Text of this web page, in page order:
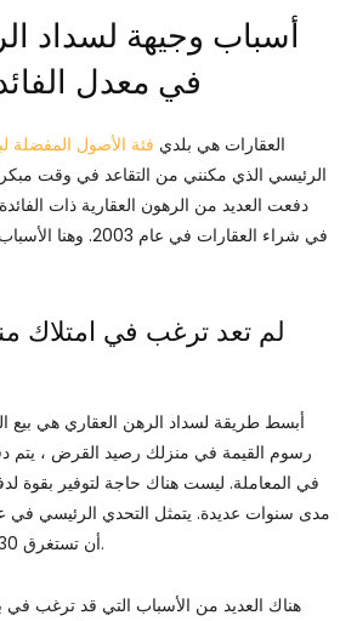
أسباب وجيهة لسداد
في معدل
العقارات هي بلدي فئة الأصول المفضلة
الرئيسي الذي مكنني من التقاعد في وقت
دفعت العديد من الرهون العقارية ذات
في شراء العقارات في
أبسط طريقة لسداد الرهن العقاري هي بيع
رسوم القيمة في منزلك رصيد القرض ، يتم
في المعاملة. ليست هناك حاجة لتوفير بقوة
مدى سنوات عديدة. يتمثل التحدي الرئيسي في
أن تستغرق 30-45 يومًا في المتوسط.
هناك العديد من الأسباب التي قد ترغب في